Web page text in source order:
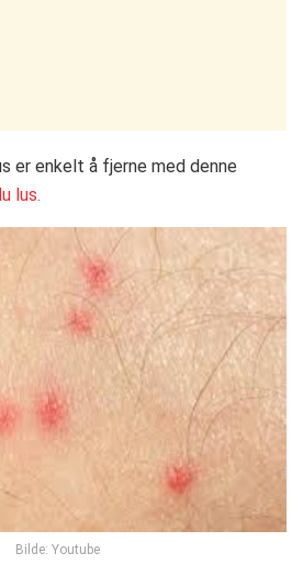
er enkelt å fjerne med denne
lus.
Bilde: Youtube